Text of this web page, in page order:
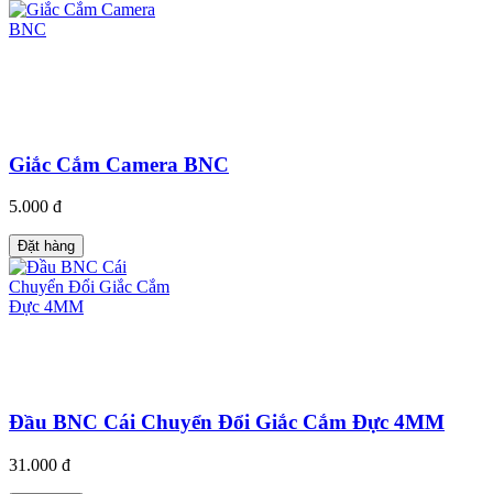
Giắc Cắm Camera BNC
5.000 đ
Đặt hàng
Đầu BNC Cái Chuyển Đổi Giắc Cắm Đực 4MM
31.000 đ